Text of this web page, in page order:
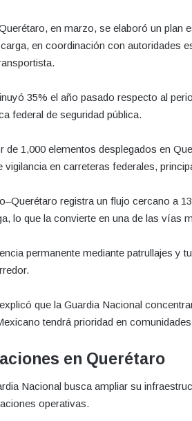
en marzo, se elaboró un plan
en coordinación con autoridades
35% el año pasado respecto al
federal de seguridad pública.
de 1,000 elementos desplegados en
en carreteras federales,
registra un flujo cercano a
lo que la convierte en una de las vías
permanente mediante patrullajes y
que la Guardia Nacional
tendrá prioridad en
en Querétaro
Nacional busca ampliar su
operativas.